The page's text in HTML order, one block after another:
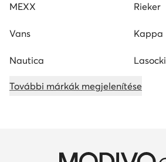
MEXX Rieker
Vans Kappa
Nautica Lasocki
További márkák megjelenítése